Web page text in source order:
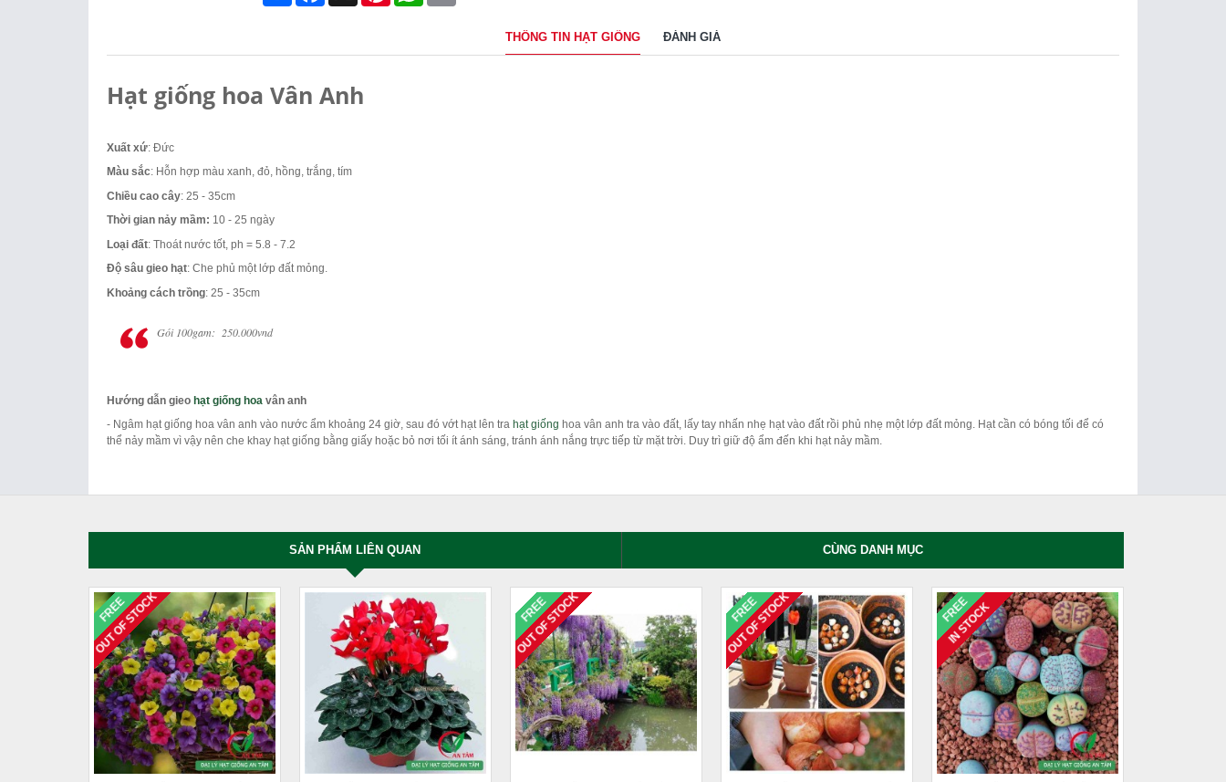
THÔNG TIN HẠT GIỐNG ĐÁNH GIÁ
Hạt giống hoa Vân Anh
Xuất xứ: Đức
Màu sắc: Hỗn hợp màu xanh, đỏ, hồng, trắng, tím
Chiều cao cây: 25 - 35cm
Thời gian nảy mầm: 10 - 25 ngày
Loại đất: Thoát nước tốt, ph = 5.8 - 7.2
Độ sâu gieo hạt: Che phủ một lớp đất mỏng.
Khoảng cách trồng: 25 - 35cm
Gói 100gam: 250.000vnd
Hướng dẫn gieo hạt giống hoa vân anh
- Ngâm hạt giống hoa vân anh vào nước ẩm khoảng 24 giờ, sau đó vớt hạt lên tra hạt giống hoa vân anh tra vào đất, lấy tay nhấn nhẹ hạt vào đất rồi phủ nhẹ một lớp đất mỏng. Hạt cần có bóng tối để có
thể nảy mầm vì vậy nên che khay hạt giống bằng giấy hoặc bỏ nơi tối ít ánh sáng, tránh ánh nắng trực tiếp từ mặt trời. Duy trì giữ độ ẩm đến khi hạt nảy mầm.
SẢN PHẨM LIÊN QUAN CÙNG DANH MỤC
FREE
OUT OF STOCK FREE
OUT OF STOCK FREE
OUT OF STOCK FREE
IN STOCK